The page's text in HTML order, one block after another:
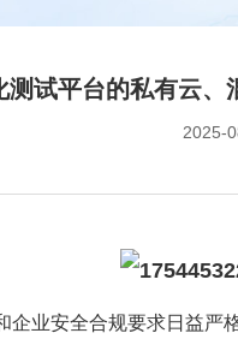
测试平台的私有云
2025-